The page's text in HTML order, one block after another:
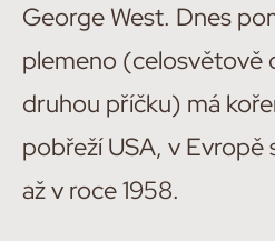
George West. Dnes
plemeno (celosvětově
druhou příčku) má
pobřeží USA, v
až v roce 1958.